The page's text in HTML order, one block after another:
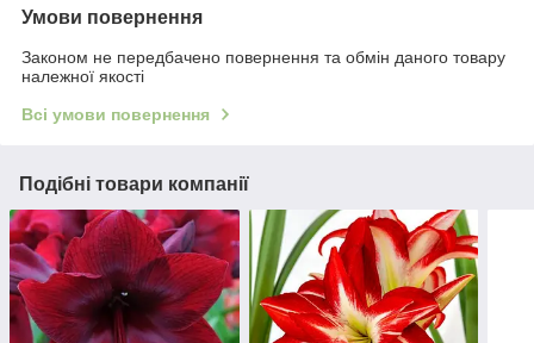
Умови повернення
Законом не передбачено повернення та обмін даного товару
належної якості
Всі умови повернення
Подібні товари компанії